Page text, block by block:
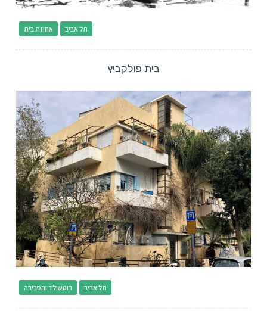
אחוזת בית תל אביב
בית פולקביץ
רוטשילד והסביבה תל אביב